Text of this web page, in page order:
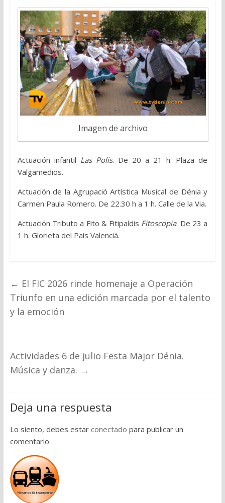
Imagen de archivo
Actuación infantil Las Polis. De 20 a 21 h. Plaza de
Valgamedios.
Actuación de la Agrupació Artística Musical de Dénia y
Carmen Paula Romero. De 22.30 h a 1 h. Calle de la Via.
Actuación Tributo a Fito & Fitipaldis Fitoscopia. De 23 a
1 h. Glorieta del País Valencià.
← El FIC 2026 rinde homenaje a Operación
Triunfo en una edición marcada por el talento
y la emoción
Actividades 6 de julio Festa Major Dénia.
Música y danza. →
Deja una respuesta
Lo siento, debes estar conectado para publicar un
comentario.